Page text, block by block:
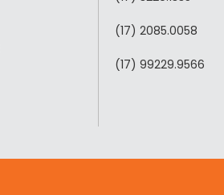
(17) 2085.0058
(17) 99229.9566